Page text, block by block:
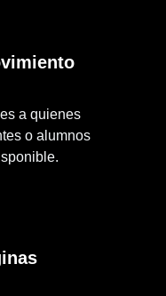
a quienes
o alumnos